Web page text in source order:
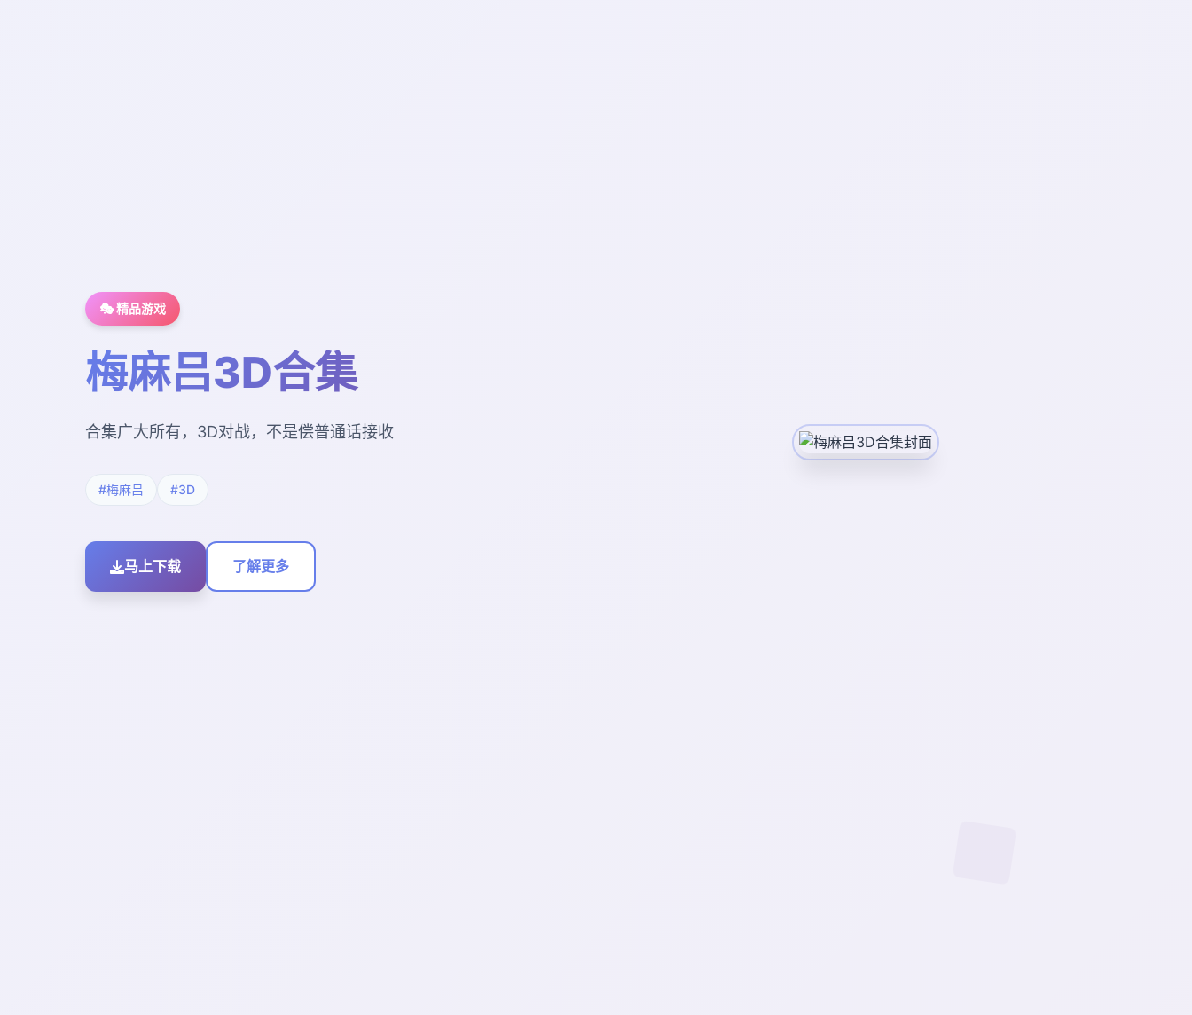
🎭 精品游戏
梅麻吕3D合集
合集广大所有，3D对战，不是偿普通话接收
#梅麻吕 #3D
马上下载 了解更多